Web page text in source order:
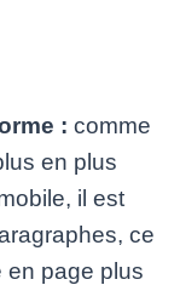
: comme
en plus
il est
ce
en page plus